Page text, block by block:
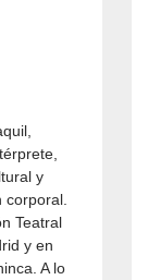
y
Teatral
y en
A lo